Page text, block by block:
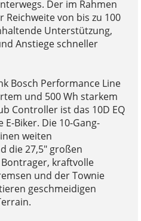
Der im Rahmen
von bis zu 100
Unterstützung,
Anstiege schneller
Bosch Performance Line
und 500 Wh starkem
Controller ist das 10D EQ
E-Biker. Die 10-Gang-
weiten
die 27,5" großen
kraftvolle
und der Townie
geschmeidigen